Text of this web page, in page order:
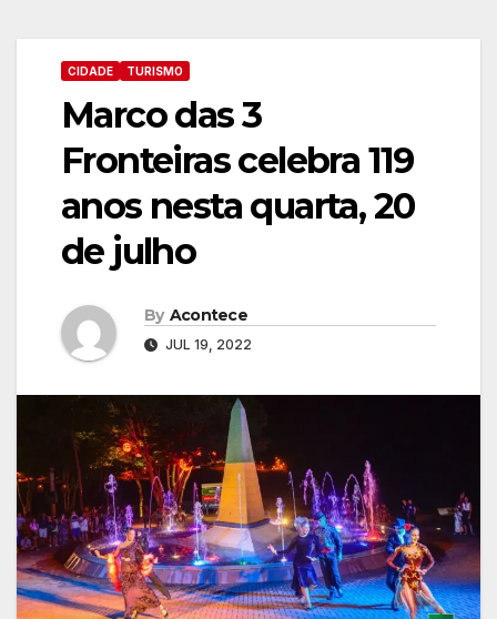
CIDADE TURISMO
Marco das 3
Fronteiras celebra 119
anos nesta quarta, 20
de julho
By Acontece
JUL 19, 2022